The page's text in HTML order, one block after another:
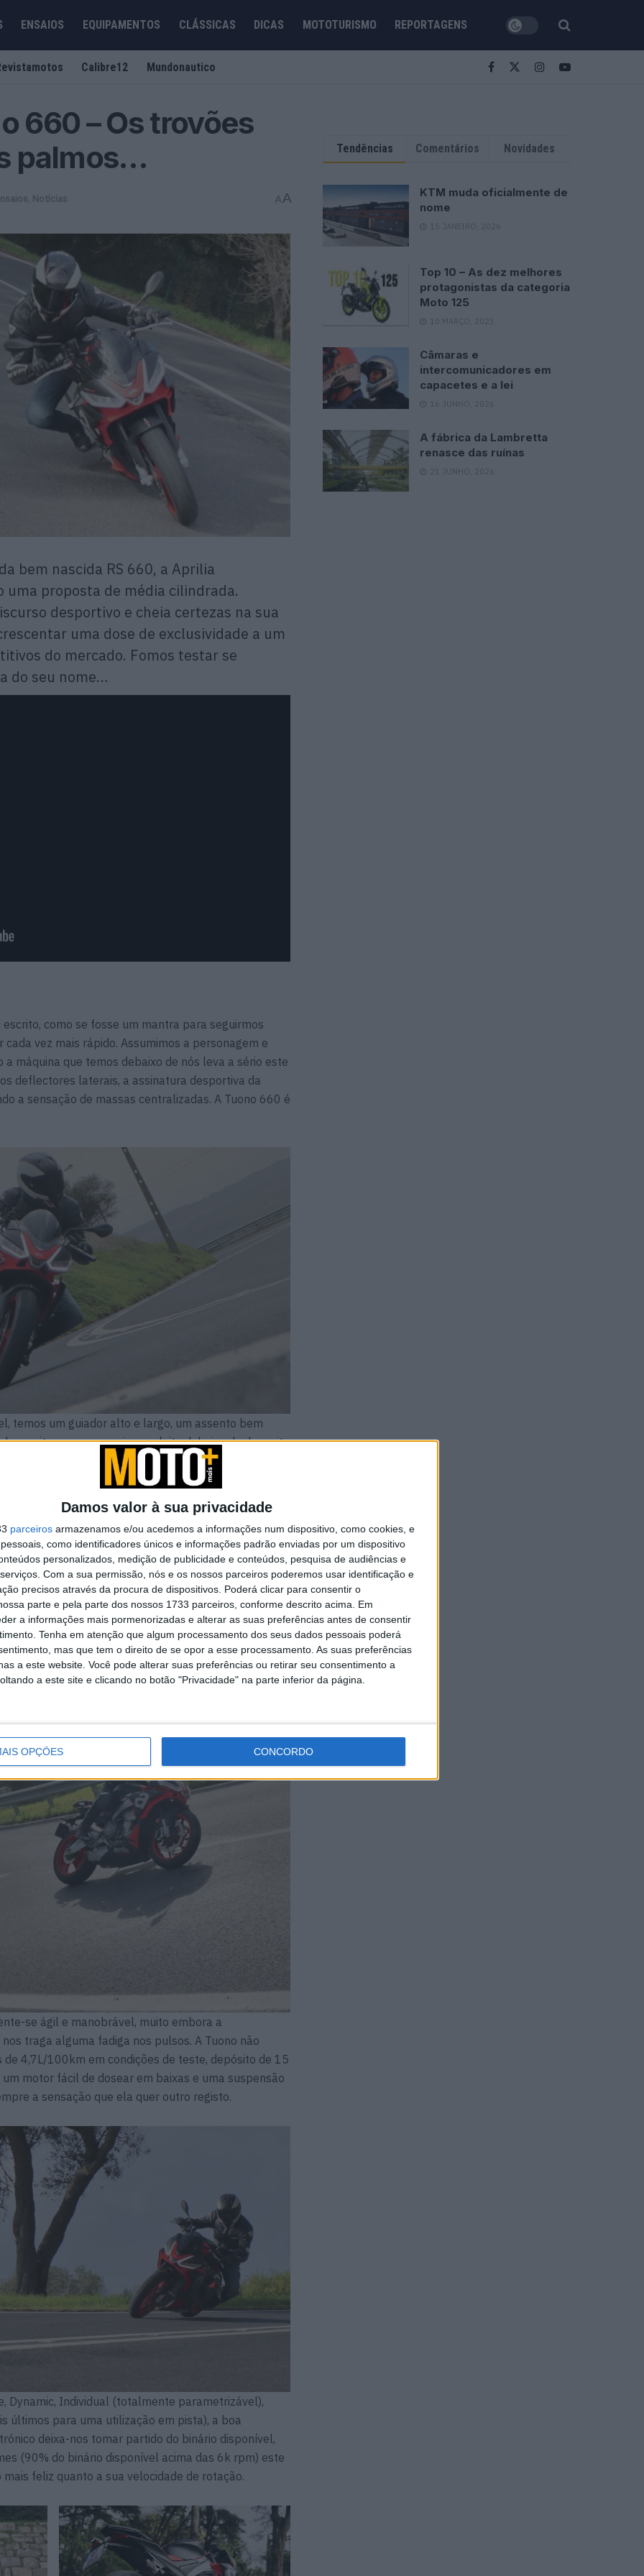
Damos valor à sua privacidade
parceiros armazenamos e/ou acedemos a informações num dispositivo, como cookies, e
como identificadores únicos e informações padrão enviadas por um dispositivo
personalizados, medição de publicidade e conteúdos, pesquisa de audiências e
Com a sua permissão, nós e os nossos parceiros poderemos usar identificação e
precisos através da procura de dispositivos. Poderá clicar para consentir o
parte e pela parte dos nossos 1733 parceiros, conforme descrito acima. Em
a informações mais pormenorizadas e alterar as suas preferências antes de consentir
Tenha em atenção que algum processamento dos seus dados pessoais poderá
mas que tem o direito de se opor a esse processamento. As suas preferências
a este website. Você pode alterar suas preferências ou retirar seu consentimento a
a este site e clicando no botão "Privacidade" na parte inferior da página.
OPÇÕES CONCORDO
ENSAIOS EQUIPAMENTOS CLÁSSICAS DICAS MOTOTURISMO REPORTAGENS
Calibre12 Mundonautico
660 – Os trovões
palmos…
Notícias AA
bem nascida RS 660, a Aprilia
uma proposta de média cilindrada.
desportivo e cheia certezas na sua
uma dose de exclusividade a um
do mercado. Fomos testar se
do seu nome…
como se fosse um mantra para seguirmos
vez mais rápido. Assumimos a personagem e
máquina que temos debaixo de nós leva a sério este
deflectores laterais, a assinatura desportiva da
a sensação de massas centralizadas. A Tuono 660 é
temos um guiador alto e largo, um assento bem
permite-nos um encaixe perfeito debaixo do deposito
do pequeno deflector frontal é mais psicológica
minimamente o seu propósito quando nos
(Cruise Control de série)…
Honda reuniu Africa Twin em
passeio ao Norte
6 AGOSTO, 2026
se ágil e manobrável, muito embora a
traga alguma fadiga nos pulsos. A Tuono não
4,7L/100km em condições de teste, depósito de 15
motor fácil de dosear em baixas e uma suspensão
a sensação que ela quer outro registo.
Dynamic, Individual (totalmente parametrizável),
últimos para uma utilização em pista), a boa
deixa-nos tomar partido do binário disponível,
(90% do binário disponível acima das 6k rpm) este
feliz quanto a sua velocidade de rotação.
Tendências Comentários Novidades
KTM muda oficialmente de
nome
15 JANEIRO, 2026
Top 10 – As dez melhores
protagonistas da categoria
Moto 125
10 MARÇO, 2023
Câmaras e
intercomunicadores em
capacetes e a lei
16 JUNHO, 2026
A fábrica da Lambretta
renasce das ruínas
21 JUNHO, 2026